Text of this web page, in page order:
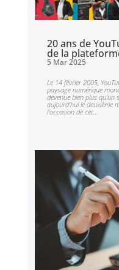
20 ans de
de la
5 Mar 2025
Le 14 février 2005,
paysage numérique
devenue bien plus qu’un
aujourd’hui le deuxième
l’occasion de cet...